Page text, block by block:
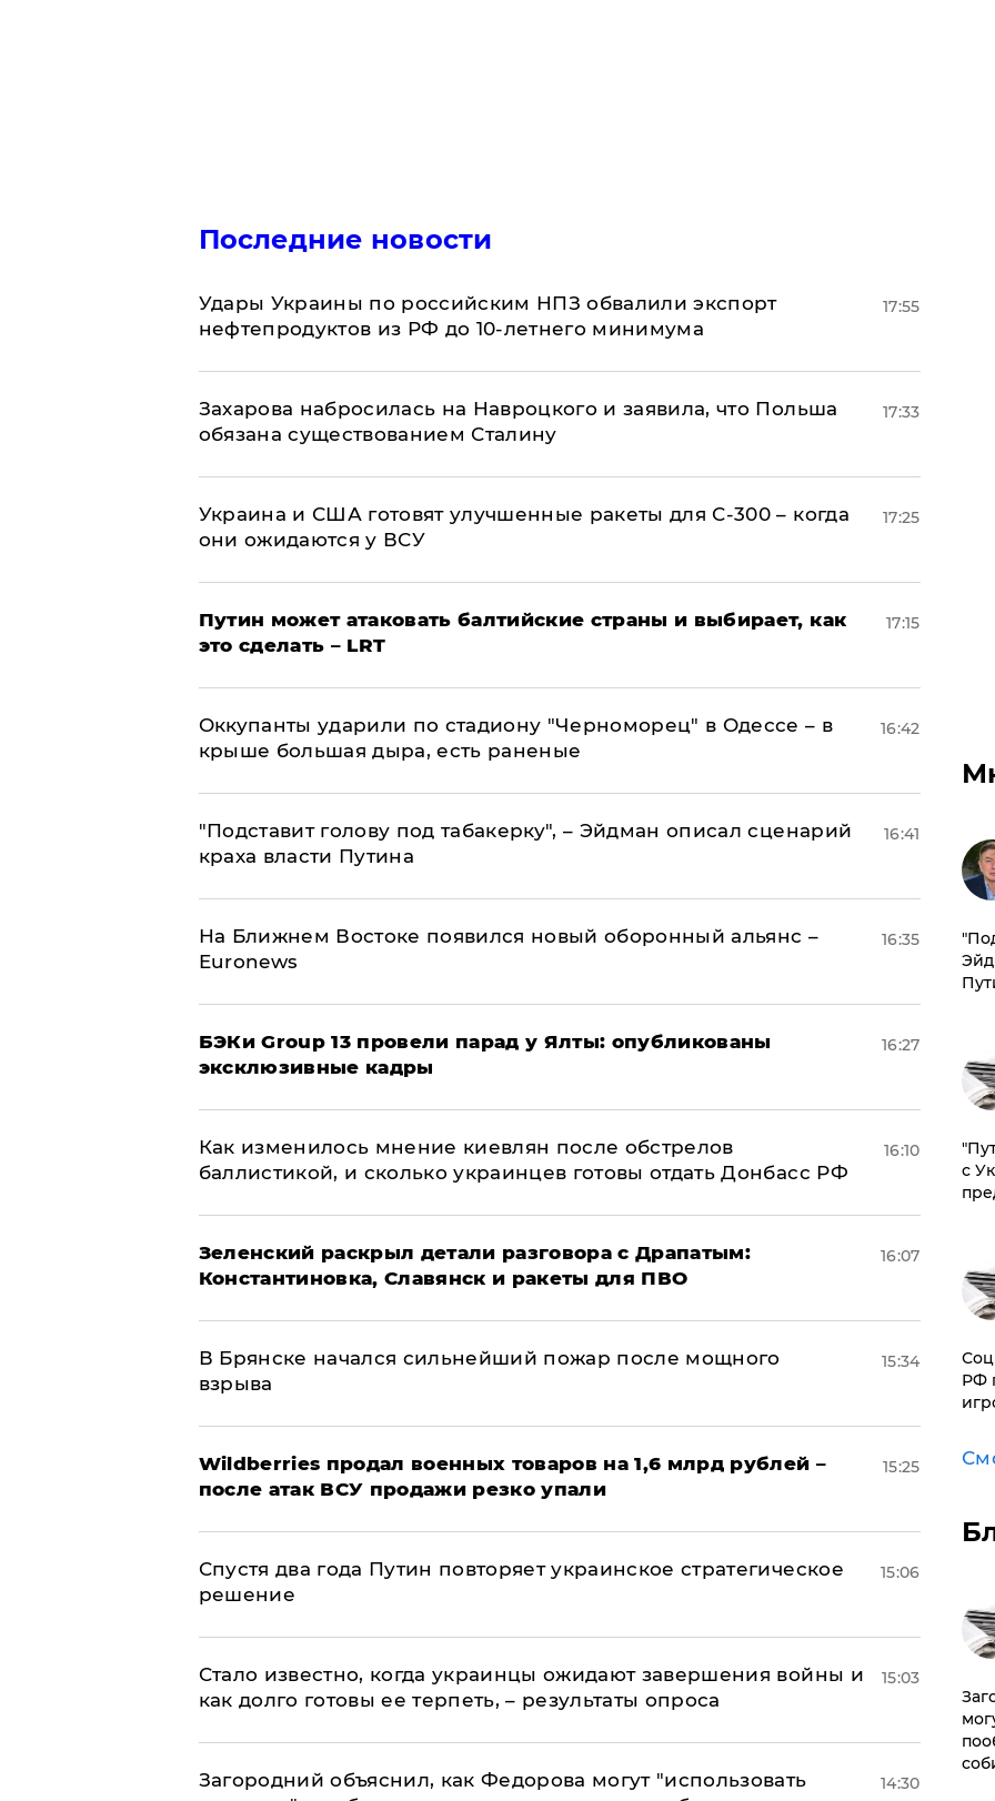
Последние новости
Удары Украины по российским НПЗ обвалили экспорт
нефтепродуктов из РФ до 10-летнего минимума
17:55
​Захарова набросилась на Навроцкого и заявила, что Польша
обязана существованием Сталину
17:33
Украина и США готовят улучшенные ракеты для С-300 – когда
они ожидаются у ВСУ
17:25
Путин может атаковать балтийские страны и выбирает, как
это сделать – LRT
17:15
Оккупанты ударили по стадиону "Черноморец" в Одессе – в
крыше большая дыра, есть раненые
16:42
​"Подставит голову под табакерку", – Эйдман описал сценарий
краха власти Путина
16:41
На Ближнем Востоке появился новый оборонный альянс –
Euronews
16:35
​БЭКи Group 13 провели парад у Ялты: опубликованы
эксклюзивные кадры
16:27
Как изменилось мнение киевлян после обстрелов
баллистикой, и сколько украинцев готовы отдать Донбасс РФ
16:10
​Зеленский раскрыл детали разговора с Драпатым:
Константиновка, Славянск и ракеты для ПВО
16:07
В Брянске начался сильнейший пожар после мощного
взрыва
15:34
​Wildberries продал военных товаров на 1,6 млрд рублей –
после атак ВСУ продажи резко упали
15:25
Спустя два года Путин повторяет украинское стратегическое
решение
15:06
Стало известно, когда украинцы ожидают завершения войны и
как долго готовы ее терпеть, – результаты опроса
15:03
Загородний объяснил, как Федорова могут "использовать
14:30
с
РФ